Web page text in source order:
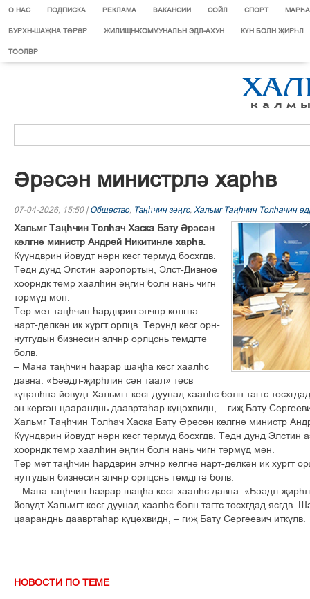
О НАС ПОДПИСКА РЕКЛАМА ВАКАНСИИ СОЙЛ СПОРТ
БУРХН-ШАҖНА ТӨРӘР ЖИЛИЩН-КОММУНАЛЬН ЭДЛ-АХУН КҮН БОЛН ҖИРҺЛ
ТООЛВР
Әрәсән министрлә харһв
07-04-2026, 15:50 | Общество, Таңһчин зәңгс, Хальмг Тањєчин Толєачин
Хальмг Таңһчин Толһач Хаска Бату Әрәсән
көлгнә министр Андрей Никитинлә харһв.
Күүндврин йовудт нәрн кесг төрмүд босхгдв.
Тедн дунд Элстин аэропортын, Элст-Дивное
хоорндк төмр хаалһин әңгин болн нань чигн
төрмүд мөн.
Тер мет таңһчин һардврин элчнр көлгнә
нарт-делкән ик хургт орлцв. Терүнд кесг орн-
нутгудын бизнесин элчнр орлцснь темдгтә
болв.
– Мана таңһчин һазрар шаңһа кесг хаалһс
давна. «Бәәдл-җирһлин сән таал» төсв
күцәлһнә йовудт Хальмгт кесг дуунад хаалһс болн тагтс
эн кергән цааранднь даавртаһар күцәхвидн, – гиҗ Бату
Хальмг Таңһчин Толһач Хаска Бату Әрәсән көлгнә министр
Күүндврин йовудт нәрн кесг төрмүд босхгдв. Тедн дунд Элстин
хоорндк төмр хаалһин әңгин болн нань чигн төрмүд мөн.
Тер мет таңһчин һардврин элчнр көлгнә нарт-делкән ик хургт
нутгудын бизнесин элчнр орлцснь темдгтә болв.
– Мана таңһчин һазрар шаңһа кесг хаалһс давна. «Бәәдл-
йовудт Хальмгт кесг дуунад хаалһс болн тагтс тосхгдад ясгдв.
цааранднь даавртаһар күцәхвидн, – гиҗ Бату Сергеевич иткүлв.
НОВОСТИ ПО ТЕМЕ